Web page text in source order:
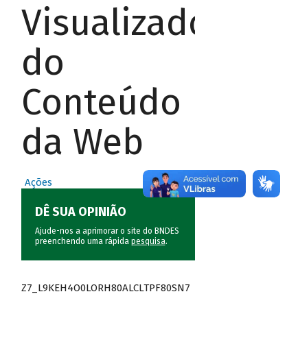
Visualizador
do
Conteúdo
da Web
Ações
DÊ SUA OPINIÃO
Ajude-nos a aprimorar o site do BNDES
preenchendo uma rápida pesquisa.
Z7_L9KEH4O0LORH80ALCLTPF80SN7